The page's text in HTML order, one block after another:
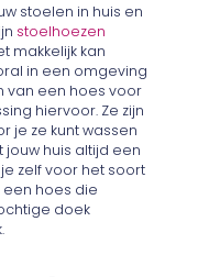
stoelen in huis en
stoelhoezen
makkelijk kan
in een omgeving
van een hoes voor
hiervoor. Ze zijn
je ze kunt wassen
jouw huis altijd een
zelf voor het soort
een hoes die
doek